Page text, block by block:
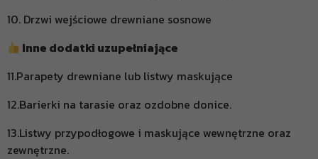
10. Drzwi wejściowe drewniane sosnowe
Inne dodatki uzupełniające
11.Parapety drewniane lub listwy maskujące
12.Barierki na tarasie oraz ozdobne donice.
13.Listwy przypodłogowe i maskujące wewnętrzne oraz
zewnętrzne.